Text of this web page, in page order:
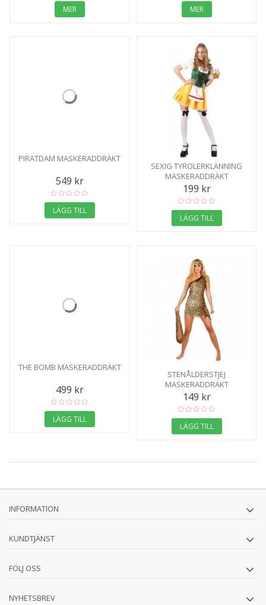
MER MER
PIRATDAM MASKERADDRÄKT
549 kr
LÄGG TILL
SEXIG TYROLERKLÄNNING
MASKERADDRÄKT
199 kr
LÄGG TILL
THE BOMB MASKERADDRÄKT
499 kr
LÄGG TILL
STENÅLDERSTJEJ
MASKERADDRÄKT
149 kr
LÄGG TILL
INFORMATION
KUNDTJÄNST
FÖLJ OSS
NYHETSBREV